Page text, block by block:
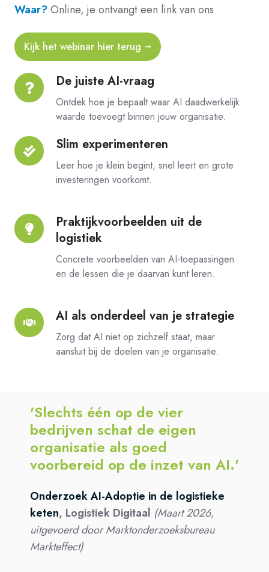
Waar?Online, je ontvangt een link van ons
Kijk het webinar hier terug
De juiste AI-vraag
Ontdek hoe je bepaalt waar AI daadwerkelijk
waarde toevoegt binnen jouw organisatie.
De
juiste
Slim experimenteren
Leer hoe je klein begint, snel leert en grote
investeringen voorkomt.
Slim
experimenteren
Praktijkvoorbeelden uit de
logistiek
Concrete voorbeelden van AI-toepassingen
en de lessen die je daarvan kunt leren.
Praktijkvoorbeelden
uit
AI als onderdeel van je strategie
Zorg dat AI niet op zichzelf staat, maar
aansluit bij de doelen van je organisatie.
AI
als
onderdeel
'Slechts één op de vier
bedrijven schat de eigen
organisatie als goed
voorbereid op de inzet van AI.'
Onderzoek AI-Adoptie in de logistieke
keten, Logistiek Digitaal (Maart 2026,
uitgevoerd door Marktonderzoeksbureau
Markteffect)